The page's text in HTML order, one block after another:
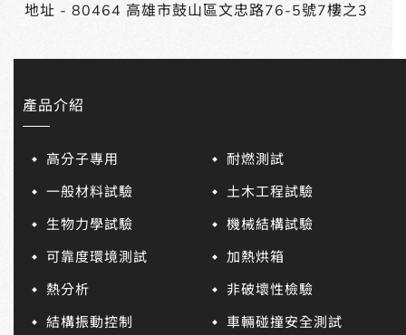
地址 - 80464 高雄市鼓山區文忠路76-5號7樓之3
產品介紹
高分子專用
耐燃測試
一般材料試驗
土木工程試驗
生物力學試驗
機械結構試驗
可靠度環境測試
加熱烘箱
熱分析
非破壞性檢驗
結構振動控制
車輛碰撞安全測試